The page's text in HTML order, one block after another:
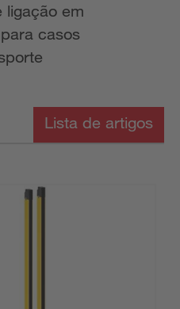
ligação em
casos
Lista de artigos